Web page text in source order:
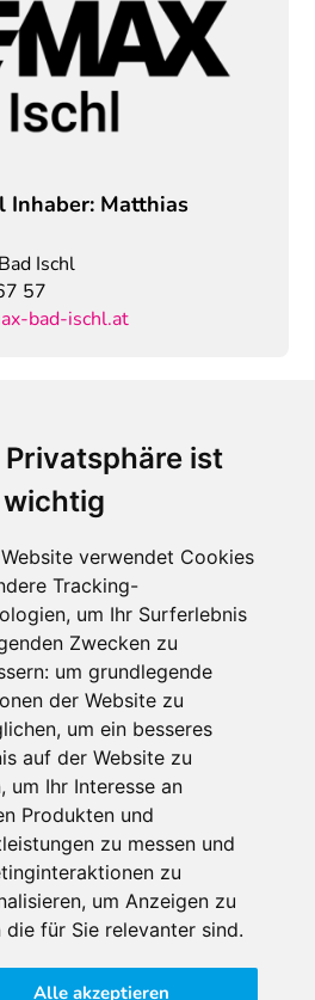
Privatsphäre ist
verwendet Cookies
Tracking-
um Ihr Surferlebnis
Zwecken zu
um grundlegende
der Website zu
, um ein besseres
auf der Website zu
, um Ihr Interesse an
Produkten und
zu messen und
zu
, um Anzeigen zu
die für Sie relevanter sind.
Alle akzeptieren
Inhaber: Matthias
Bad Ischl
57
bad-ischl.at
Über Uns
Vorteile
Kontakt
Partner
Teilnahme
FAQ
Impressum